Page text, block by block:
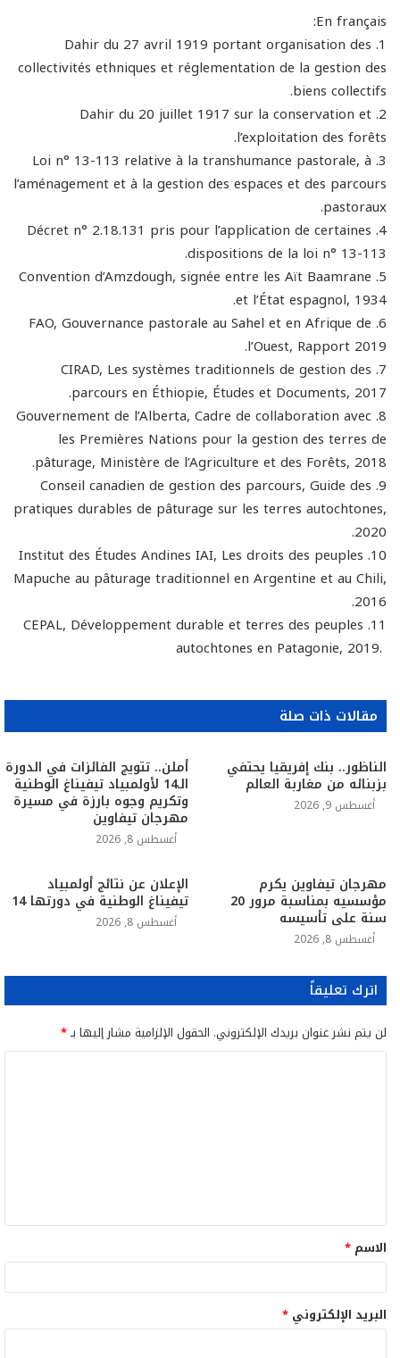
En français:
1. Dahir du 27 avril 1919 portant organisation des
collectivités ethniques et réglementation de la gestion des
biens collectifs.
2. Dahir du 20 juillet 1917 sur la conservation et
l’exploitation des forêts.
3. Loi n° 13-113 relative à la transhumance pastorale, à
l’aménagement et à la gestion des espaces et des parcours
pastoraux.
4. Décret n° 2.18.131 pris pour l’application de certaines
dispositions de la loi n° 13-113.
5. Convention d’Amzdough, signée entre les Aït Baamrane
et l’État espagnol, 1934.
6. FAO, Gouvernance pastorale au Sahel et en Afrique de
l’Ouest, Rapport 2019.
7. CIRAD, Les systèmes traditionnels de gestion des
parcours en Éthiopie, Études et Documents, 2017.
8. Gouvernement de l’Alberta, Cadre de collaboration avec
les Premières Nations pour la gestion des terres de
pâturage, Ministère de l’Agriculture et des Forêts, 2018.
9. Conseil canadien de gestion des parcours, Guide des
pratiques durables de pâturage sur les terres autochtones,
2020.
10. Institut des Études Andines IAI, Les droits des peuples
Mapuche au pâturage traditionnel en Argentine et au Chili,
2016.
11. CEPAL, Développement durable et terres des peuples
autochtones en Patagonie, 2019. ‎
مقالات ذات صلة
الناظور.. بنك إفريقيا يحتفي
بزبنائه من مغاربة العالم
أغسطس 9, 2026
أملن.. تتويج الفائزات في الدورة
الـ14 لأولمبياد تيفيناغ الوطنية
وتكريم وجوه بارزة في مسيرة
مهرجان تيفاوين
أغسطس 8, 2026
مهرجان تيفاوين يكرم
مؤسسيه بمناسبة مرور 20
سنة على تأسيسه
أغسطس 8, 2026
الإعلان عن نتائج أولمبياد
تيفيناغ الوطنية في دورتها 14
أغسطس 8, 2026
اترك تعليقاً
لن يتم نشر عنوان بريدك الإلكتروني. الحقول الإلزامية مشار إليها بـ*
ق
*
الاسم *
البريد الإلكتروني *